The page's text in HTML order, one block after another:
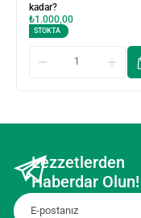
kadar?
₺1.000,00
STOKTA
Lezzetlerden
Haberdar Olun!